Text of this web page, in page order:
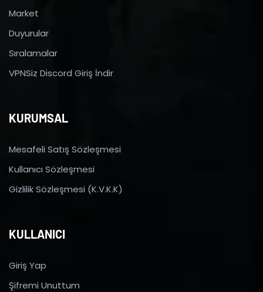
Market
Duyurular
Sıralamalar
VPNSiz Discord Giriş İndir
KURUMSAL
Mesafeli Satış Sözleşmesi
Kullanıcı Sözleşmesi
Gizlilik Sözleşmesi (K.V.K.K)
KULLANICI
Giriş Yap
Şifremi Unuttum